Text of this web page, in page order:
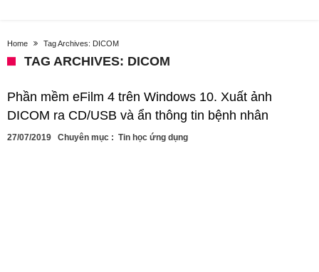
Home Tag Archives: DICOM
TAG ARCHIVES: DICOM
Phần mềm eFilm 4 trên Windows 10. Xuất ảnh
DICOM ra CD/USB và ẩn thông tin bệnh nhân
27/07/2019 Chuyên mục : Tin học ứng dụng